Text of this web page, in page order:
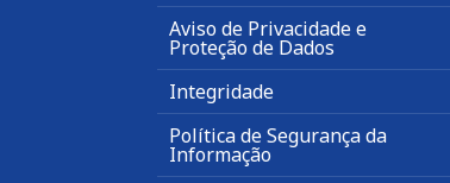
Aviso de Privacidade e
Proteção de Dados
Integridade
Política de Segurança da
Informação